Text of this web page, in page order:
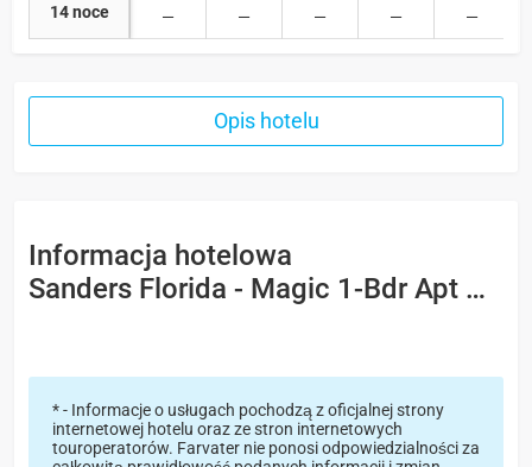
14 noce
Opis hotelu
Informacja hotelowa
Sanders Florida - Magic 1-Bdr Apt W Shared Pool -
* - Informacje o usługach pochodzą z oficjalnej strony
internetowej hotelu oraz ze stron internetowych
touroperatorów. Farvater nie ponosi odpowiedzialności za